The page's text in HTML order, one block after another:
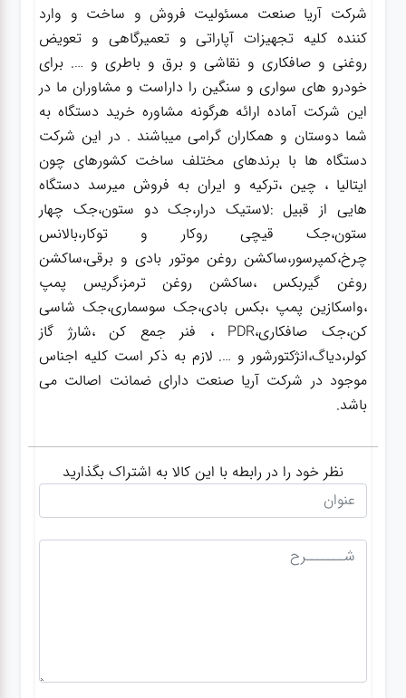
شرکت آریا صنعت مسئولیت فروش و ساخت و وارد
کننده کلیه تجهیزات آپاراتی و تعمیرگاهی و تعویض
روغنی و صافکاری و نقاشی و برق و باطری و …. برای
خودرو های سواری و سنگین را داراست و مشاوران ما در
این شرکت آماده ارائه هرگونه مشاوره خرید دستگاه به
شما دوستان و همکاران گرامی میباشند . در این شرکت
دستگاه ها با برندهای مختلف ساخت کشورهای چون
ایتالیا ، چین ،ترکیه و ایران به فروش میرسد دستگاه
هایی از قبیل :لاستیک درار،جک دو ستون،جک چهار
ستون،جک قیچی روکار و توکار،بالانس
چرخ،کمپرسور،ساکشن روغن موتور بادی و برقی،ساکشن
روغن گیربکس ،ساکشن روغن ترمز،گریس پمپ
،واسکازین پمپ ،بکس بادی،جک سوسماری،جک شاسی
کن،جک صافکاری،PDR ، فنر جمع کن ،شارژ گاز
کولر،دیاگ،انژکتورشور و …. لازم به ذکر است کلیه اجناس
موجود در شرکت آریا صنعت دارای ضمانت اصالت می
باشد.
نظر خود را در رابطه با این کالا به اشتراک بگذارید